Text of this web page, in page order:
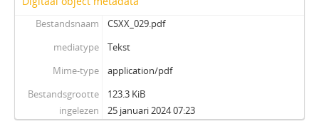
Bestandsnaam
CSXX_029.pdf
mediatype
Tekst
Mime-type
application/pdf
Bestandsgrootte
123.3 KiB
ingelezen
25 januari 2024 07:23